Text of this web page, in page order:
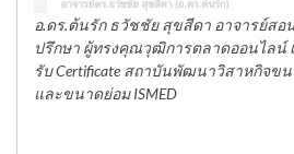
อ.ดร.ต้นรัก ธวัชชัย สุขสีดา อาจารย์สอ
ปรึกษา ผู้ทรงคุณวุฒิการตลาดออนไลน์
รับ Certificate สถาบันพัฒนาวิสาหกิจข
และขนาดย่อม ISMED